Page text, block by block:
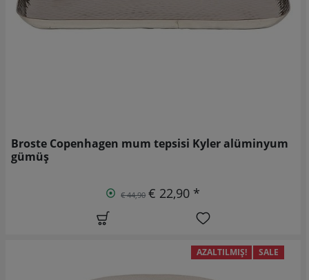
Broste Copenhagen mum tepsisi Kyler alüminyum
gümüş
€ 44,90 € 22,90 *
AZALTILMIŞ! SALE